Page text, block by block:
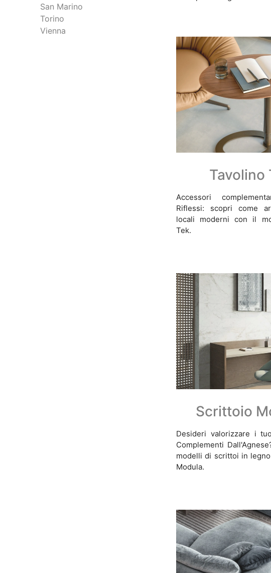
San Marino
Torino
Vienna
Tavolino
Accessori
Riflessi: scopri come
locali moderni con il
Tek.
Scrittoio
Desideri valorizzare i
Complementi
modelli di scrittoi in
Modula.